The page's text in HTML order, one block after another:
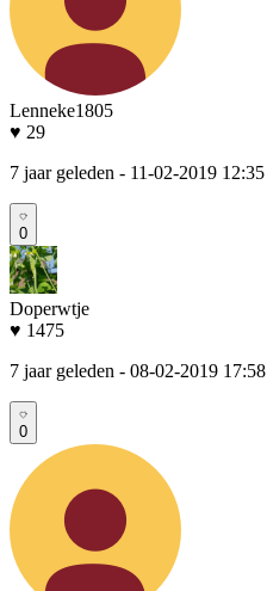
Lenneke1805
♥ 29
7 jaar geleden - 11-02-2019 12:35
0
Doperwtje
♥ 1475
7 jaar geleden - 08-02-2019 17:58
0